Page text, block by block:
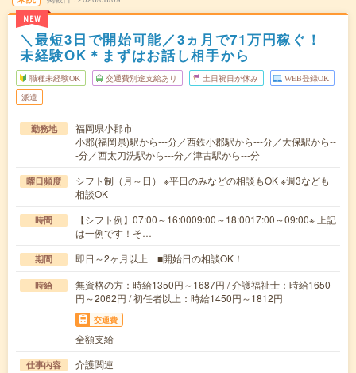
NEW
＼最短3日で開始可能／3ヵ月で71万円稼ぐ！
未経験OK＊まずはお話し相手から
職種未経験OK 交通費別途支給あり 土日祝日が休み WEB登録OK
派遣
勤務地
福岡県小郡市
小郡(福岡県)駅から---分／西鉄小郡駅から---分／大保駅から--
-分／西太刀洗駅から---分／津古駅から---分
曜日頻度
シフト制（月～日） ※平日のみなどの相談もOK ※週3なども
相談OK
時間
【シフト例】07:00～16:0009:00～18:0017:00～09:00※ 上記
は一例です！そ…
期間 即日～2ヶ月以上 ■開始日の相談OK！
時給
無資格の方：時給1350円～1687円 / 介護福祉士：時給1650
円～2062円 / 初任者以上：時給1450円～1812円
交通費
全額支給
仕事内容
介護関連